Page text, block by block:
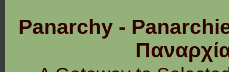
Panarchy -